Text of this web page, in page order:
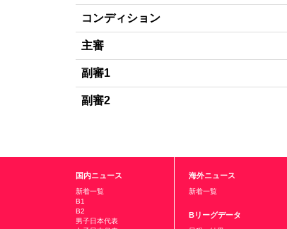
コンディション
主審
副審1
副審2
国内ニュース
新着一覧
B1
B2
男子日本代表
海外ニュース
新着一覧
Bリーグデータ